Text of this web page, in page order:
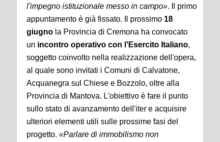
l'impegno istituzionale messo in campo». Il primo
appuntamento è già fissato. Il prossimo 18
giugno la Provincia di Cremona ha convocato
un incontro operativo con l'Esercito Italiano,
soggetto coinvolto nella realizzazione dell'opera,
al quale sono invitati i Comuni di Calvatone,
Acquanegra sul Chiese e Bozzolo, oltre alla
Provincia di Mantova. L'obiettivo è fare il punto
sullo stato di avanzamento dell'iter e acquisire
ulteriori elementi utili sulle prossime fasi del
progetto. «Parlare di immobilismo non